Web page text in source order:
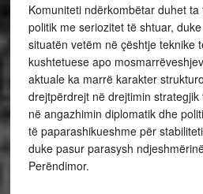
Komuniteti ndërkombëtar duhet
politik me seriozitet të shtuar,
situatën vetëm në çështje teknike
kushtetuese apo
aktuale ka marrë karakter
drejtpërdrejt në drejtimin
në angazhimin diplomatik dhe
të paparashikueshme për
duke pasur parasysh
Perëndimor.